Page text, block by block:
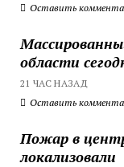
Оставить
области
21 ЧАС НАЗАД
Оставить
Пожар в
локализовали